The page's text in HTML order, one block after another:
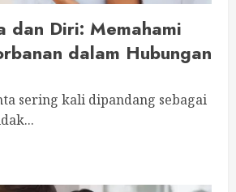
dan Diri: Memahami
dalam Hubungan
sering kali dipandang sebagai